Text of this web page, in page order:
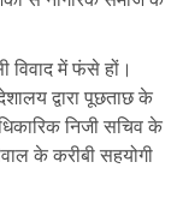
विवाद में फंसे हों।
द्वारा पूछताछ के
निजी सचिव के
के करीबी सहयोगी